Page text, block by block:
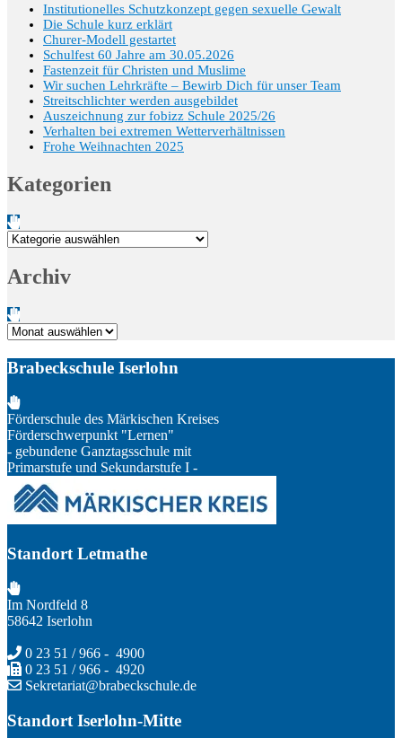
Institutionelles Schutzkonzept gegen sexuelle Gewalt
Die Schule kurz erklärt
Churer-Modell gestartet
Schulfest 60 Jahre am 30.05.2026
Fastenzeit für Christen und Muslime
Wir suchen Lehrkräfte – Bewirb Dich für unser Team
Streitschlichter werden ausgebildet
Auszeichnung zur fobizz Schule 2025/26
Verhalten bei extremen Wetterverhältnissen
Frohe Weihnachten 2025
Kategorien
Kategorien
Archiv
Archiv
Brabeckschule Iserlohn
Förderschule des Märkischen Kreises
Förderschwerpunkt "Lernen"
- gebundene Ganztagsschule mit
Primarstufe und Sekundarstufe I -
Standort Letmathe
Im Nordfeld 8
58642 Iserlohn
0 23 51 / 966 - 4900
0 23 51 / 966 - 4920
Sekretariat@brabeckschule.de
Standort Iserlohn-Mitte